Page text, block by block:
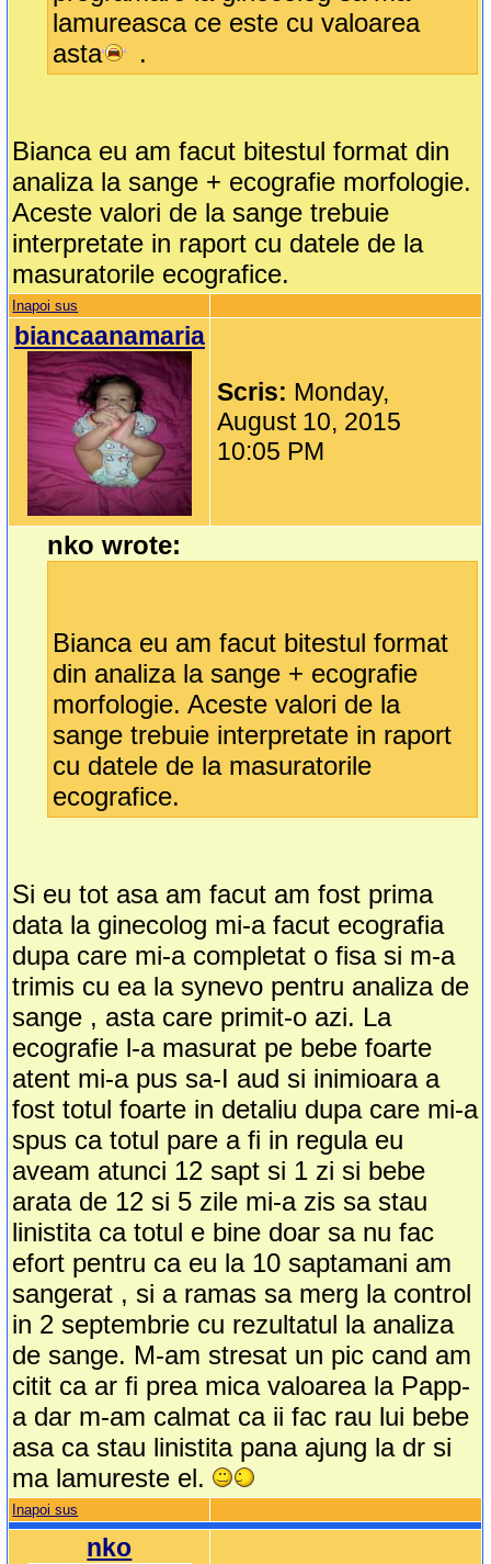
lamureasca ce este cu valoarea
asta
.
Bianca eu am facut bitestul format din
analiza la sange + ecografie morfologie.
Aceste valori de la sange trebuie
interpretate in raport cu datele de la
masuratorile ecografice.
Inapoi sus
biancaanamaria
Scris: Monday,
August 10, 2015
10:05 PM
nko wrote:
Bianca eu am facut bitestul format
din analiza la sange + ecografie
morfologie. Aceste valori de la
sange trebuie interpretate in raport
cu datele de la masuratorile
ecografice.
Si eu tot asa am facut am fost prima
data la ginecolog mi-a facut ecografia
dupa care mi-a completat o fisa si m-a
trimis cu ea la synevo pentru analiza de
sange , asta care primit-o azi. La
ecografie l-a masurat pe bebe foarte
atent mi-a pus sa-I aud si inimioara a
fost totul foarte in detaliu dupa care mi-a
spus ca totul pare a fi in regula eu
aveam atunci 12 sapt si 1 zi si bebe
arata de 12 si 5 zile mi-a zis sa stau
linistita ca totul e bine doar sa nu fac
efort pentru ca eu la 10 saptamani am
sangerat , si a ramas sa merg la control
in 2 septembrie cu rezultatul la analiza
de sange. M-am stresat un pic cand am
citit ca ar fi prea mica valoarea la Papp-
a dar m-am calmat ca ii fac rau lui bebe
asa ca stau linistita pana ajung la dr si
ma lamureste el.
Inapoi sus
nko